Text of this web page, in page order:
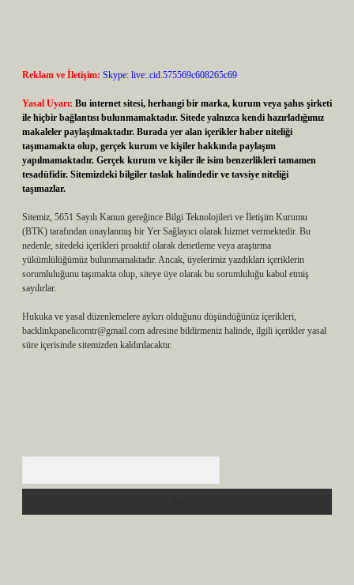
Reklam ve İletişim: Skype: live:.cid.575569c608265c69
Yasal Uyarı: Bu internet sitesi, herhangi bir marka, kurum veya şahıs şirketi
ile hiçbir bağlantısı bulunmamaktadır. Sitede yalnızca kendi hazırladığımız
makaleler paylaşılmaktadır. Burada yer alan içerikler haber niteliği
taşımamakta olup, gerçek kurum ve kişiler hakkında paylaşım
yapılmamaktadır. Gerçek kurum ve kişiler ile isim benzerlikleri tamamen
tesadüfidir. Sitemizdeki bilgiler taslak halindedir ve tavsiye niteliği
taşımazlar.
Sitemiz, 5651 Sayılı Kanun gereğince Bilgi Teknolojileri ve İletişim Kurumu
(BTK) tarafından onaylanmış bir Yer Sağlayıcı olarak hizmet vermektedir. Bu
nedenle, sitedeki içerikleri proaktif olarak denetleme veya araştırma
yükümlülüğümüz bulunmamaktadır. Ancak, üyelerimiz yazdıkları içeriklerin
sorumluluğunu taşımakta olup, siteye üye olarak bu sorumluluğu kabul etmiş
sayılırlar.
Hukuka ve yasal düzenlemelere aykırı olduğunu düşündüğünüz içerikleri,
backlinkpanelicomtr@gmail.com adresine bildirmeniz halinde, ilgili içerikler yasal
süre içerisinde sitemizden kaldırılacaktır.